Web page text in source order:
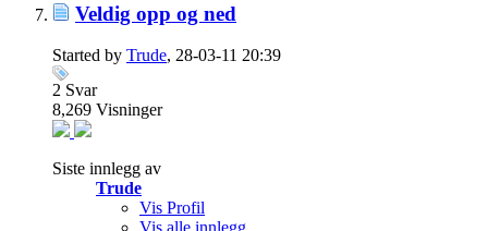
Veldig opp og ned
Started by Trude, 28-03-11 20:39
2 Svar
8,269 Visninger
Siste innlegg av
Trude
Vis Profil